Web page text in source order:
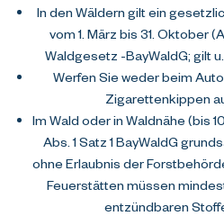
In den Wäldern gilt ein
vom 1. März bis 31. Oktober
Waldgesetz -BayWaldG; gilt
Werfen Sie weder beim
Zigarettenkippen
Im Wald oder in Waldnähe (bis
Abs. 1 Satz 1 BayWaldG
ohne Erlaubnis der
Feuerstätten müssen
entzündbaren